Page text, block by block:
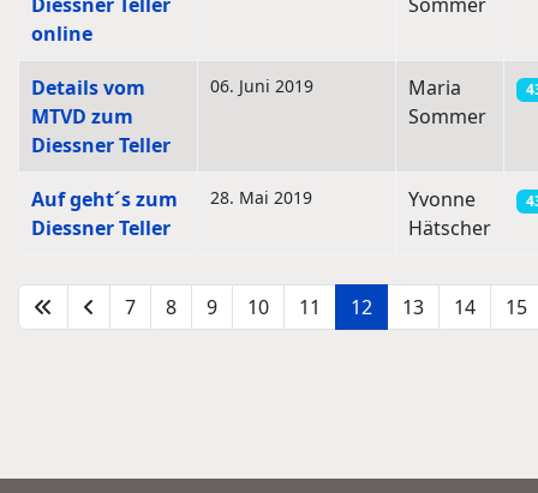
online
Details vom
MTVD zum
Diessner Teller
06. Juni 2019
Maria
Sommer
Auf geht´s zum
Diessner Teller
28. Mai 2019
Yvonne
Hätscher
Seite 12 von 22
7 8 9 10 11 12 13 14 15